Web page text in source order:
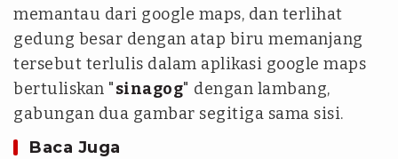
memantau dari google maps, dan terlihat
gedung besar dengan atap biru memanjang
tersebut terlulis dalam aplikasi google maps
bertuliskan "sinagog" dengan lambang,
gabungan dua gambar segitiga sama sisi.
Baca Juga